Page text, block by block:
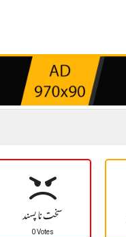
سخت نا پسند
0 Votes